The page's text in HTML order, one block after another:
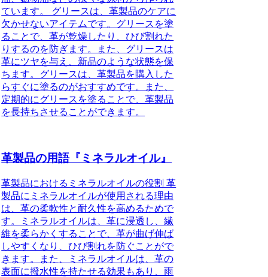
ています。 グリースは、革製品のケアに
欠かせないアイテムです。グリースを塗
ることで、革が乾燥したり、ひび割れた
りするのを防ぎます。また、グリースは
革にツヤを与え、新品のような状態を保
ちます。グリースは、革製品を購入した
らすぐに塗るのがおすすめです。また、
定期的にグリースを塗ることで、革製品
を長持ちさせることができます。
革製品の用語『ミネラルオイル』
革製品におけるミネラルオイルの役割 革
製品にミネラルオイルが使用される理由
は、革の柔軟性と耐久性を高めるためで
す。ミネラルオイルは、革に浸透し、繊
維を柔らかくすることで、革が曲げ伸ば
しやすくなり、ひび割れを防ぐことがで
きます。また、ミネラルオイルは、革の
表面に撥水性を持たせる効果もあり、雨